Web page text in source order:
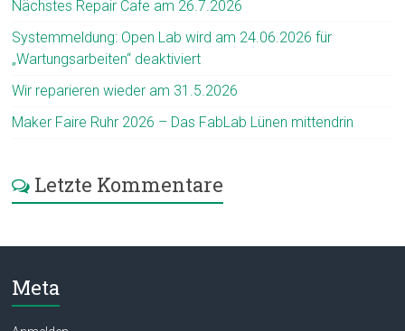
Nächstes Repair Cafe am 26.7.2026
Systemmeldung: Open Lab wird am 24.06.2026 für
„Wartungsarbeiten“ deaktiviert
Wir reparieren wieder am 31.5.2026
Maker Faire Ruhr 2026 – Das FabLab Lünen mittendrin
Letzte Kommentare
Meta